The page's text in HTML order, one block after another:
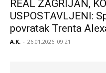
REAL ZAGRIJAN,
USPOSTAVLJENI:
povratak Trenta
A.K. - 26.01.2026. 09:21